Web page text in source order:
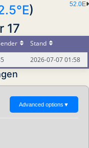
52.0E
)
17
Stand
2026-07-07 01:58
Advanced options ▼